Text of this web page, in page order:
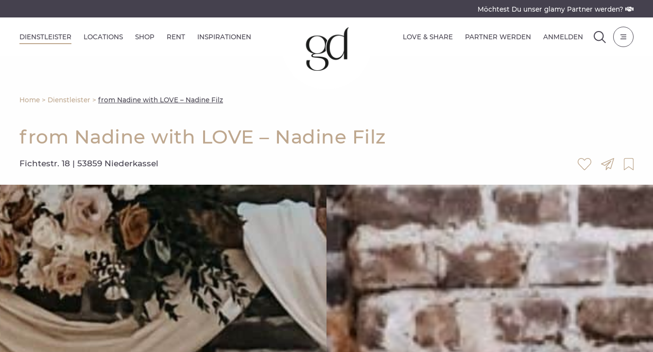
Möchtest Du unser glamy Partner werden?
DIENSTLEISTER LOCATIONS SHOP RENT INSPIRATIONEN LOVE & SHARE PARTNER WERDEN ANMELDEN
Home > Dienstleister > from Nadine with LOVE – Nadine Filz
from Nadine with LOVE – Nadine Filz
Fichtestr. 18 | 53859 Niederkassel